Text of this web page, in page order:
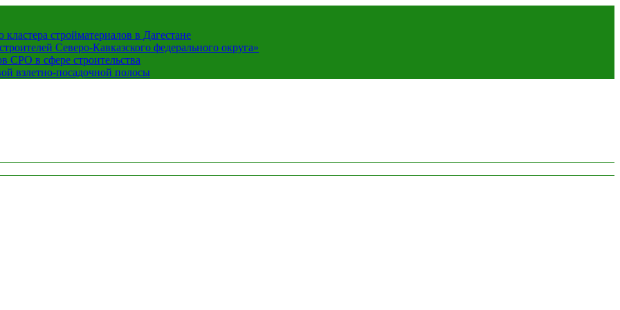
стройматериалов в Дагестане
Северо-Кавказского федерального округа»
СРО в сфере строительства
взлетно-посадочной полосы